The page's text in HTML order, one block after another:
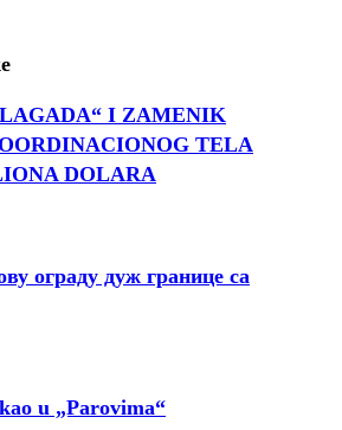
I ZAMENIK
TELA
DOLARA
ограду дуж границе са
u „Parovima“